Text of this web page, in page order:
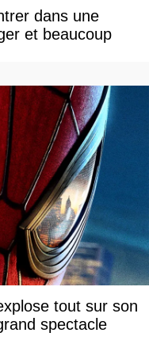
dans une
et beaucoup
tout sur son
spectacle